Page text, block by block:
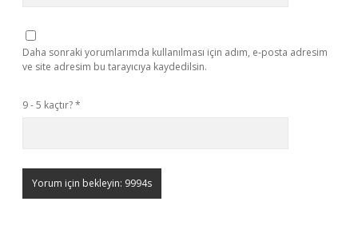
Daha sonraki yorumlarımda kullanılması için adım, e-posta adresim
ve site adresim bu tarayıcıya kaydedilsin.
9 - 5 kaçtır?*